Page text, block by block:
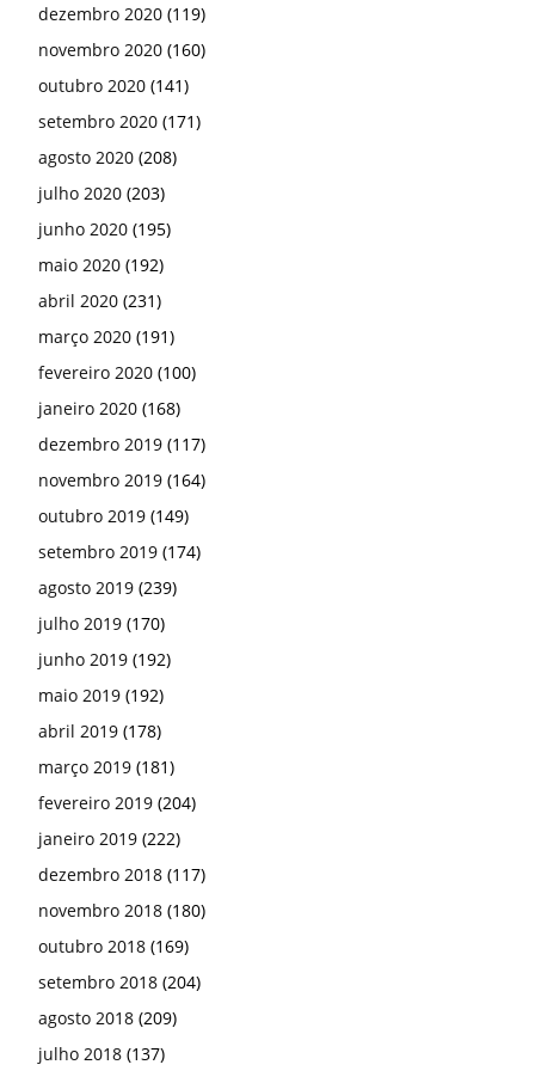
dezembro 2020 (119)
novembro 2020 (160)
outubro 2020 (141)
setembro 2020 (171)
agosto 2020 (208)
julho 2020 (203)
junho 2020 (195)
maio 2020 (192)
abril 2020 (231)
março 2020 (191)
fevereiro 2020 (100)
janeiro 2020 (168)
dezembro 2019 (117)
novembro 2019 (164)
outubro 2019 (149)
setembro 2019 (174)
agosto 2019 (239)
julho 2019 (170)
junho 2019 (192)
maio 2019 (192)
abril 2019 (178)
março 2019 (181)
fevereiro 2019 (204)
janeiro 2019 (222)
dezembro 2018 (117)
novembro 2018 (180)
outubro 2018 (169)
setembro 2018 (204)
agosto 2018 (209)
julho 2018 (137)